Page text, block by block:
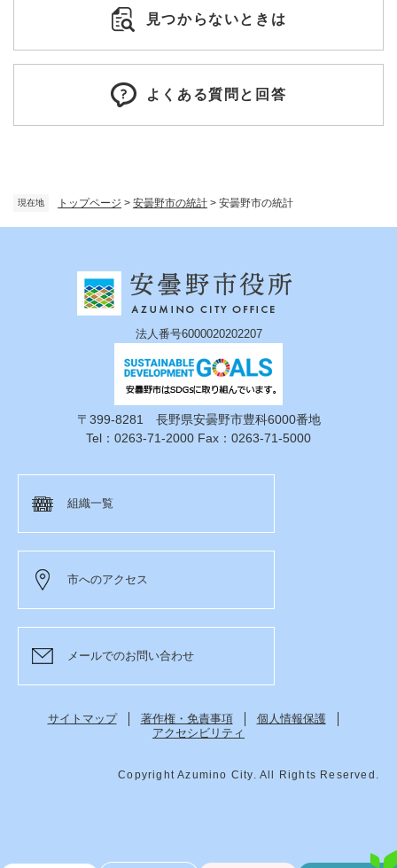
現在地 トップページ > 安曇野市の統計 > 安曇野市の統計
見つからないときは
よくある質問と回答
法人番号6000020202207
〒399-8281 長野県安曇野市豊科6000番地
Tel：0263-71-2000 Fax：0263-71-5000
組織一覧
市へのアクセス
メールでのお問い合わせ
サイトマップ 著作権・免責事項
個人情報保護
アクセシビリティ
Copyright Azumino City. All Rights Reserved.